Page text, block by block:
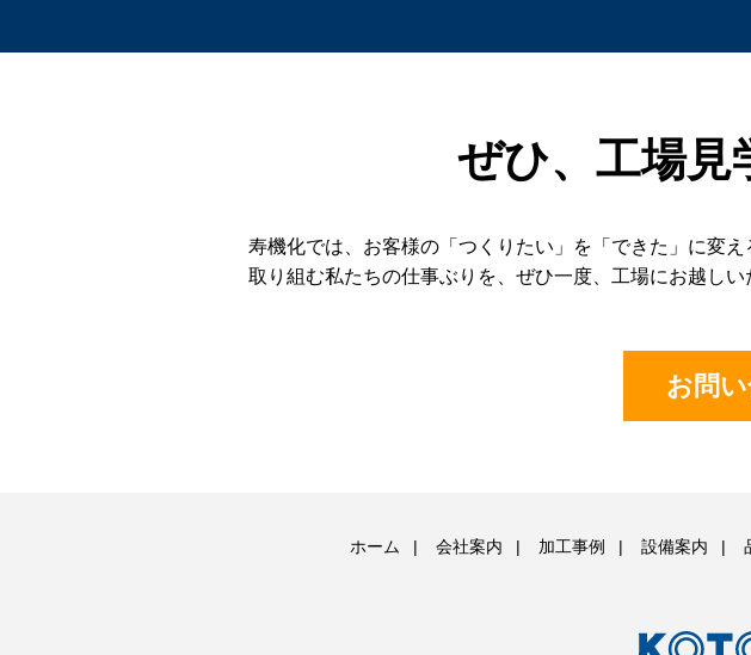
ぜひ、工場見
寿機化では、お客様の「つくりたい」を「できた」に変
取り組む私たちの仕事ぶりを、ぜひ一度、工場にお越しい
お問
ホーム 会社案内 加工事例 設備案内